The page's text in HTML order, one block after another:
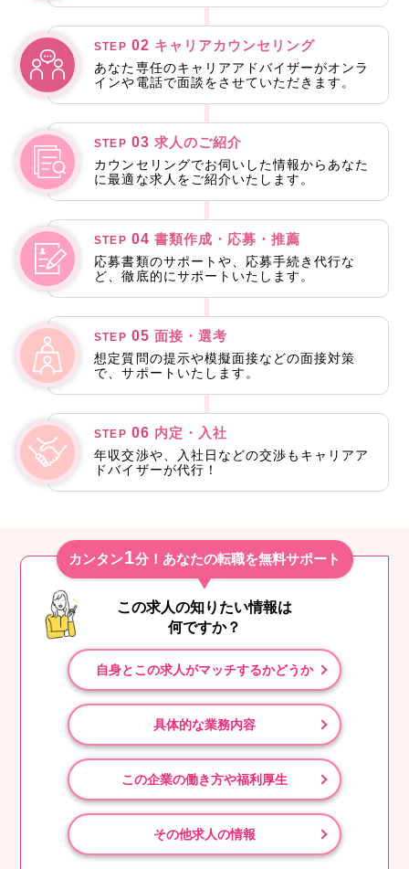
STEP 02 キャリアカウンセリング
あなた専任のキャリアアドバイザーがオンラ
インや電話で面談をさせていただきます。
STEP 03 求人のご紹介
カウンセリングでお伺いした情報からあなた
に最適な求人をご紹介いたします。
STEP 04 書類作成・応募・推薦
応募書類のサポートや、応募手続き代行な
ど、徹底的にサポートいたします。
STEP 05 面接・選考
想定質問の提示や模擬面接などの面接対策
で、サポートいたします。
STEP 06 内定・入社
年収交渉や、入社日などの交渉もキャリアア
ドバイザーが代行！
カンタン1分！あなたの転職を無料サポート
この求人の知りたい情報は
何ですか？
自身とこの求人がマッチするかどうか
具体的な業務内容
この企業の働き方や福利厚生
その他求人の情報